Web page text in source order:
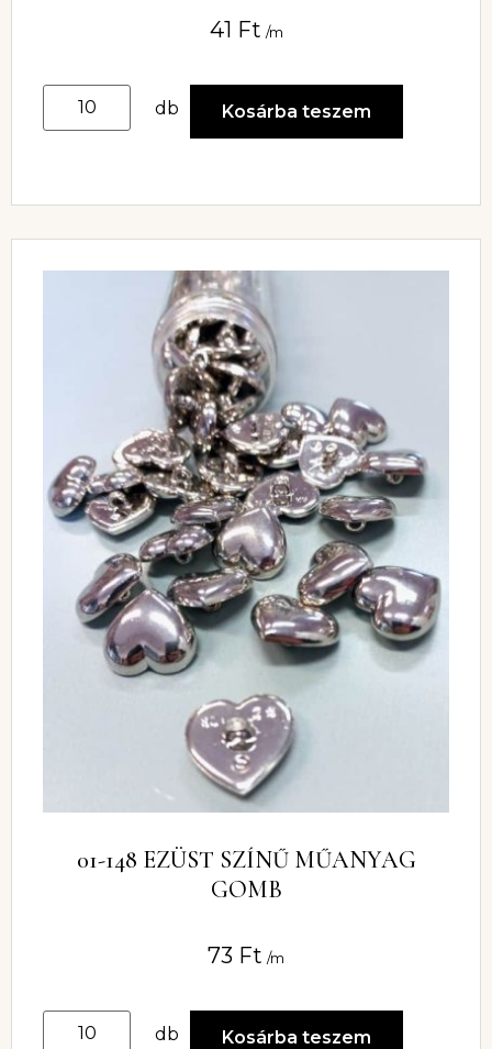
41 Ft /m
db Kosárba teszem
01-148 EZÜST SZÍNŰ MŰANYAG
GOMB
73 Ft /m
db Kosárba teszem